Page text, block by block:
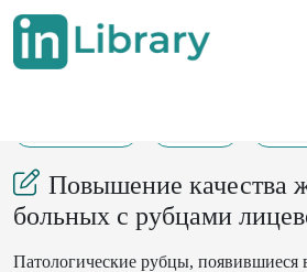
Повышение качества
больных с рубцами
Патологические рубцы, появившиеся